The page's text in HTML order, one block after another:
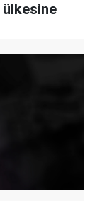
ülkesine